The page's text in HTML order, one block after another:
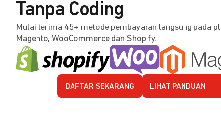
Tanpa Coding
Mulai terima 45+ metode pembayaran langsung pada
Magento, WooCommerce dan Shopify.
DAFTAR SEKARANG LIHAT PANDUAN